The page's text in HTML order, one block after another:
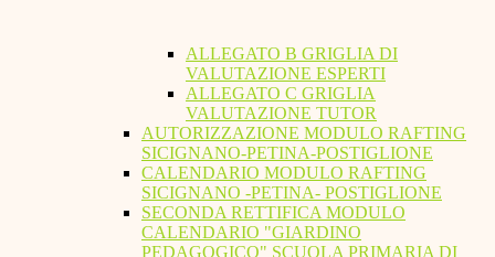
ALLEGATO B GRIGLIA DI
VALUTAZIONE ESPERTI
ALLEGATO C GRIGLIA
VALUTAZIONE TUTOR
AUTORIZZAZIONE MODULO RAFTING
SICIGNANO-PETINA-POSTIGLIONE
CALENDARIO MODULO RAFTING
SICIGNANO -PETINA- POSTIGLIONE
SECONDA RETTIFICA MODULO
CALENDARIO "GIARDINO
PEDAGOGICO" SCUOLA PRIMARIA DI